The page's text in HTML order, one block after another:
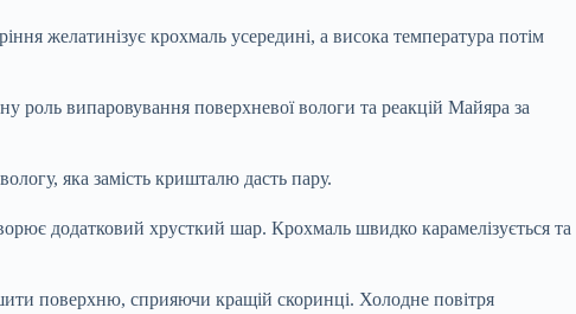
желатинізує крохмаль усередині, а висока температура потім
роль випаровування поверхневої вологи та реакцій Майяра за
яка замість кришталю дасть пару.
додатковий хрусткий шар. Крохмаль швидко карамелізується та
поверхню, сприяючи кращій скоринці. Холодне повітря